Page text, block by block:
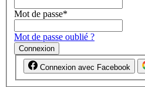
Mot de passe*
Mot de passe oublié ?
Connexion
Connexion avec Facebook